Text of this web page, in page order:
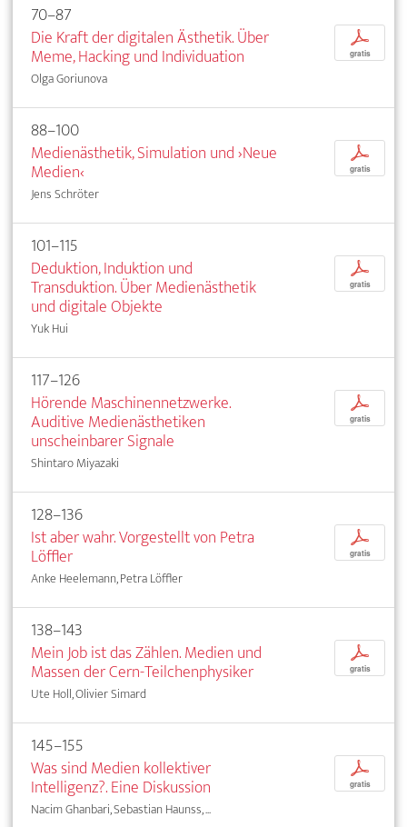
70–87
Die Kraft der digitalen Ästhetik. Über
Meme, Hacking und Individuation
Olga Goriunova
p
gratis
88–100
Medienästhetik, Simulation und ›Neue
Medien‹
Jens Schröter
p
gratis
101–115
Deduktion, Induktion und
Transduktion. Über Medienästhetik
und digitale Objekte
Yuk Hui
p
gratis
117–126
Hörende Maschinennetzwerke.
Auditive Medienästhetiken
unscheinbarer Signale
Shintaro Miyazaki
p
gratis
128–136
Ist aber wahr. Vorgestellt von Petra
Löffler
Anke Heelemann, Petra Löffler
p
gratis
138–143
Mein Job ist das Zählen. Medien und
Massen der Cern-Teilchenphysiker
Ute Holl, Olivier Simard
p
gratis
145–155
Was sind Medien kollektiver
Intelligenz?. Eine Diskussion
Nacim Ghanbari, Sebastian Haunss, ...
p
gratis